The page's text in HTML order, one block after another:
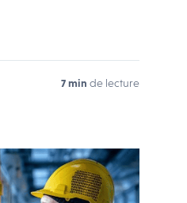
7 min de lecture